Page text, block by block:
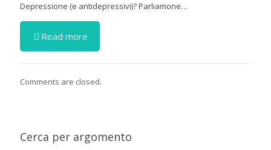
Depressione (e antidepressivi)? Parliamone…
Read more
Comments are closed.
Cerca per argomento